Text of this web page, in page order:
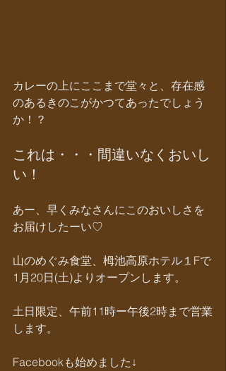
カレーの上にここまで堂々と、存在感
のあるきのこがかつてあったでしょう
か！？
これは・・・間違いなくおいし
い！
あー、早くみなさんにこのおいしさを
お届けしたーい♡
山のめぐみ食堂、栂池高原ホテル１Fで
1月20日(土)よりオープンします。
土日限定、午前11時ー午後2時まで営業
します。
Facebookも始めました↓